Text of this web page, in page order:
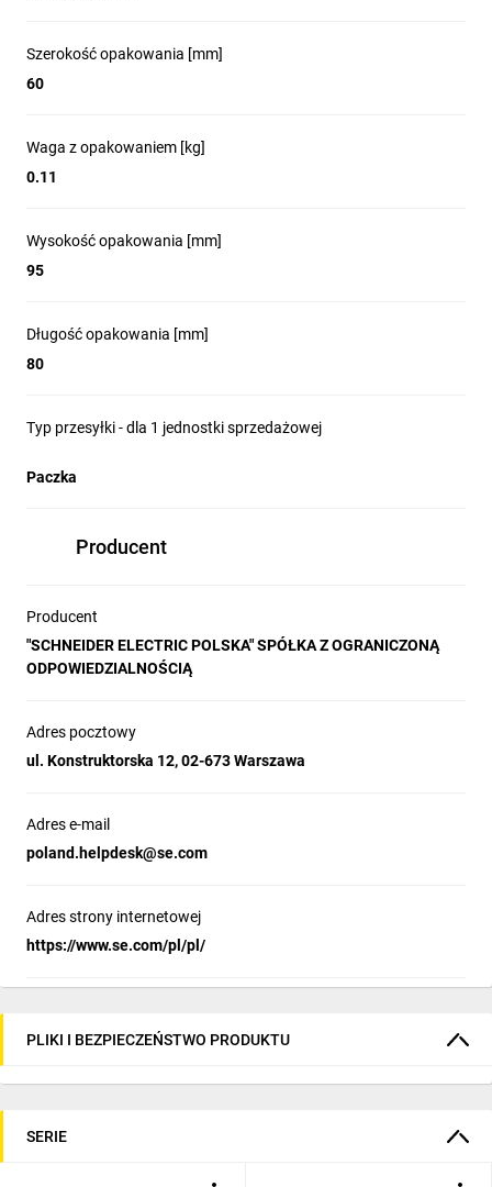
Szerokość opakowania [mm]
60
Waga z opakowaniem [kg]
0.11
Wysokość opakowania [mm]
95
Długość opakowania [mm]
80
Typ przesyłki - dla 1 jednostki sprzedażowej
Paczka
Producent
Producent
"SCHNEIDER ELECTRIC POLSKA" SPÓŁKA Z OGRANICZONĄ
ODPOWIEDZIALNOŚCIĄ
Adres pocztowy
ul. Konstruktorska 12, 02-673 Warszawa
Adres e-mail
poland.helpdesk@se.com
Adres strony internetowej
https://www.se.com/pl/pl/
PLIKI I BEZPIECZEŃSTWO PRODUKTU
SERIE